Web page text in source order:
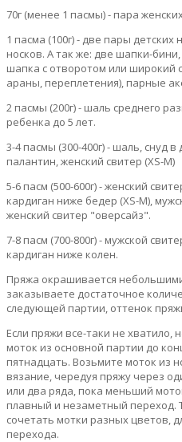
70г (менее 1 пасмы) - пара
1 пасма (100г) - две пары
носков. А так же: две шапки-
шапка с отворотом или широкий
араны, переплетения), парные
2 пасмы (200г) - шаль среднего
ребенка до 5 лет.
3-4 пасмы (300-400г) - шаль, снуд
палантин, женский свитер (XS-M)
5-6 пасм (500-600г) - женский
кардиган ниже бедер (XS-M),
женский свитер "оверсайз".
7-8 пасм (700-800г) - мужской
кардиган ниже колен.
Пряжа окрашивается
заказываете достаточное
следующей партии, оттенок
Если пряжи все-таки не хватило,
моток из основной партии до
пятнадцать. Возьмите моток из
вязание, чередуя пряжу через
или два ряда, пока меньший
плавный и незаметный переход.
сочетать мотки разных цветов,
перехода.